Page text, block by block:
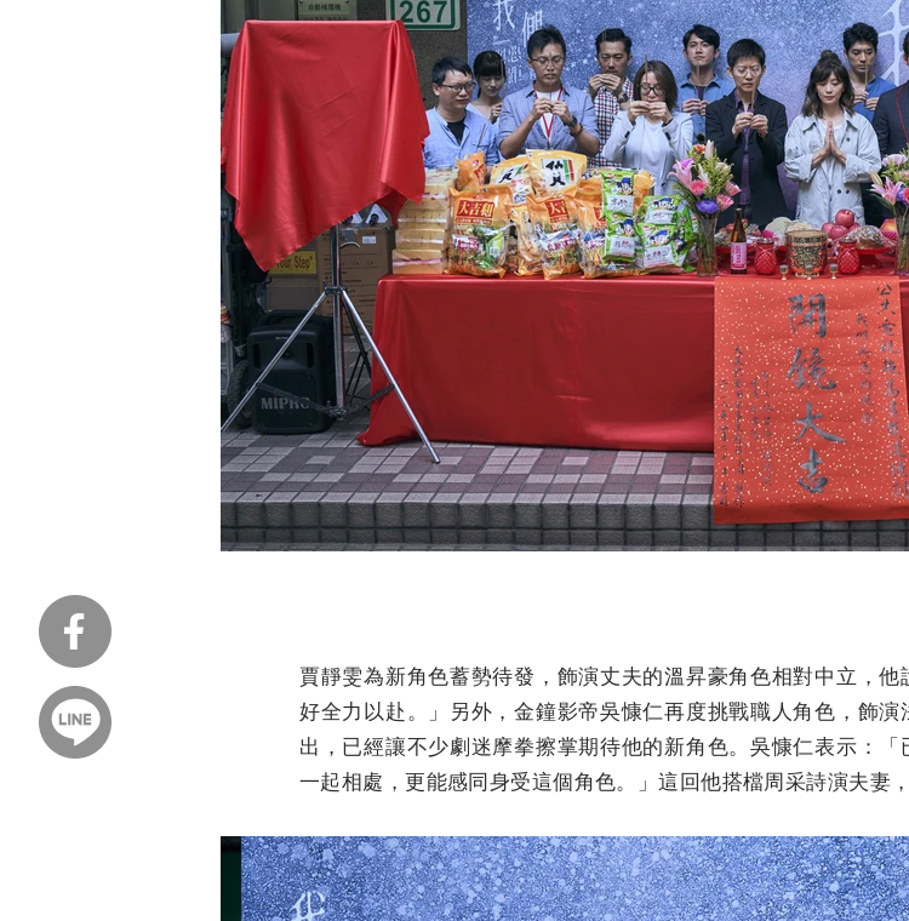
賈靜雯為新角色蓄勢待發，飾演丈夫的溫昇豪角色相對中立，
好全力以赴。」另外，金鐘影帝吳慷仁再度挑戰職人角色，飾
出，已經讓不少劇迷摩拳擦掌期待他的新角色。吳慷仁表示：
一起相處，更能感同身受這個角色。」這回他搭檔周采詩演夫妻